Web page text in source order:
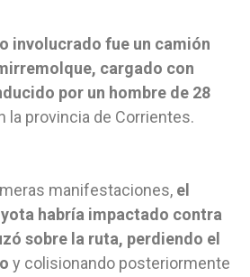
involucrado fue un camión
cargado con
por un hombre de 28
la provincia de Corrientes.
manifestaciones, el
habría impactado contra
sobre la ruta, perdiendo el
y colisionando posteriormente